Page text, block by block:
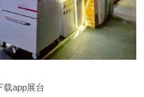
载app展台